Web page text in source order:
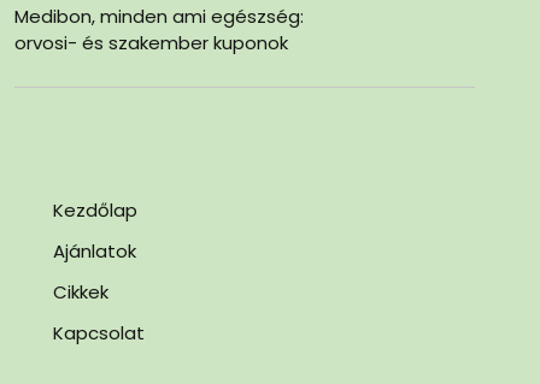
Medibon, minden ami egészség:
orvosi- és szakember kuponok
Kezdőlap
Ajánlatok
Cikkek
Kapcsolat